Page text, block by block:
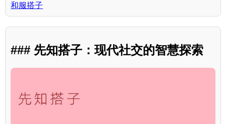
和服搭子
### 先知搭子：现代社交的智慧探索